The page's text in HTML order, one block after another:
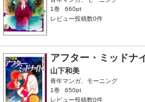
1巻
660pt
レビュー投稿数0件
アフター・ミッドナ
山下和美
青年マンガ、モーニング
1巻
650pt
レビュー投稿数0件